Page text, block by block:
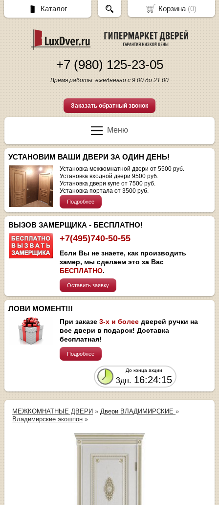
+7 (980) 125-23-05
Время работы: ежедневно с 9.00 до 21.00
Заказать обратный звонок
Меню
УСТАНОВИМ ВАШИ ДВЕРИ ЗА ОДИН ДЕНЬ!
Установка межкомнатной двери от 5500 руб.
Установка входной двери 9500 руб.
Установка двери купе от 7500 руб.
Установка портала от 3500 руб.
Подробнее
ВЫЗОВ ЗАМЕРЩИКА - БЕСПЛАТНО!
+7(495)740-50-55
Если Вы не знаете, как производить
замер, мы сделаем это за Вас
БЕСПЛАТНО.
Оставить заявку
ЛОВИ МОМЕНТ!!!
При заказе3-х и более дверей ручки на
все двери в подарок! Доставка
бесплатная!
Подробнее
До конца акции
3дн. 16:24:15
МЕЖКОМНАТНЫЕ ДВЕРИ » Двери ВЛАДИМИРСКИЕ»
Владимирские экошпон »
Корзина(0)
Каталог